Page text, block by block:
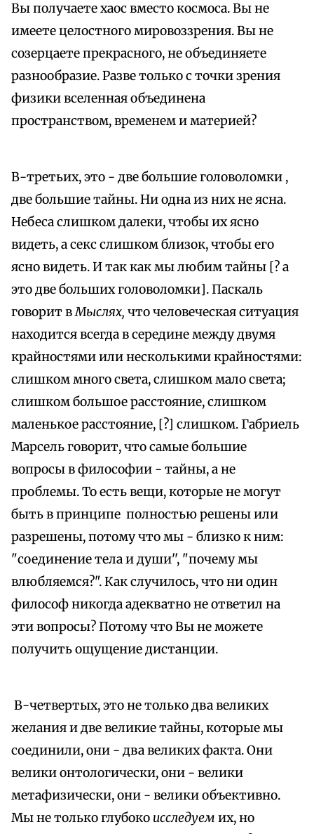
Вы получаете хаос вместо космоса. Вы не
имеете целостного мировоззрения. Вы не
созерцаете прекрасного, не объединяете
разнообразие. Разве только с точки зрения
физики вселенная объединена
пространством, временем и материей?
В-третьих, это - две большие головоломки ,
две большие тайны. Ни одна из них не ясна.
Небеса слишком далеки, чтобы их ясно
видеть, а секс слишком близок, чтобы его
ясно видеть. И так как мы любим тайны [? а
это две больших головоломки]. Паскаль
говорит вМыслях, что человеческая ситуация
находится всегда в середине между двумя
крайностями или несколькими крайностями:
слишком много света, слишком мало света;
слишком большое расстояние, слишком
маленькое расстояние, [?] слишком. Габриель
Марсель говорит, что самые большие
вопросы в философии - тайны, а не
проблемы. То есть вещи, которые не могут
быть в принципе полностью решены или
разрешены, потому что мы - близко к ним:
"соединение тела и души'', "почему мы
влюбляемся?". Как случилось, что ни один
философ никогда адекватно не ответил на
эти вопросы? Потому что Вы не можете
получить ощущение дистанции.
В-четвертых, это не только два великих
желания и две великие тайны, которые мы
соединили, они - два великих факта. Они
велики онтологически, они - велики
метафизически, они - велики объективно.
Мы не только глубоко исследуем их, но